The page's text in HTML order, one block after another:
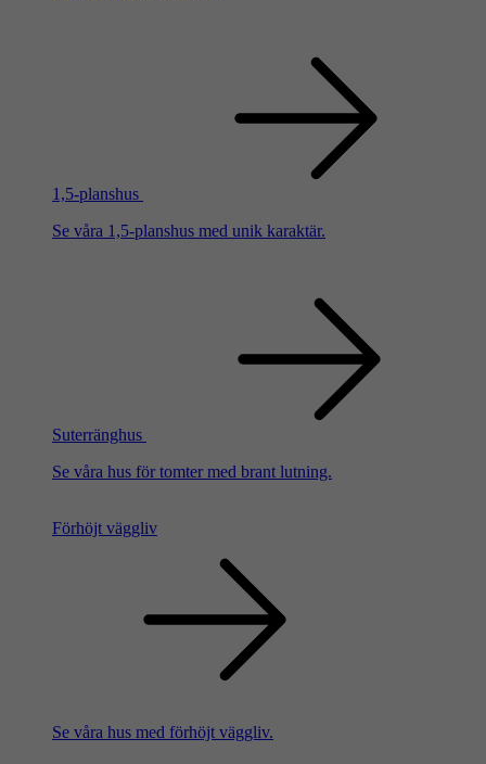
1,5-planshus
Se våra 1,5-planshus med unik karaktär.
Suterränghus
Se våra hus för tomter med brant lutning.
Förhöjt väggliv
Se våra hus med förhöjt väggliv.